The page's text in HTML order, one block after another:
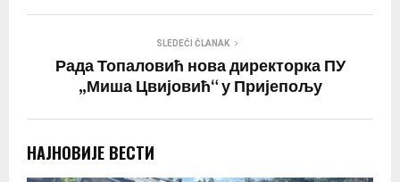
SLEDEĆI ČLANAK
Рада Топаловић нова директорка ПУ
„Миша Цвијовић“ у Пријепољу
НАЈНОВИЈЕ ВЕСТИ